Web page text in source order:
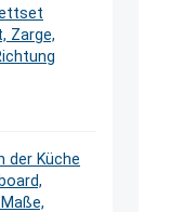
Zarge,
der Küche